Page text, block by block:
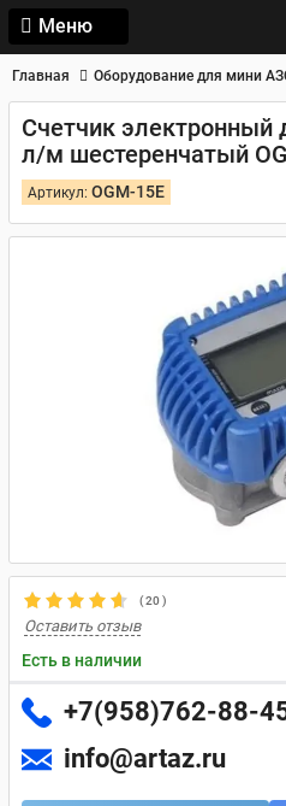
Меню
Главная Оборудование для мини
Счетчик электронный
л/м шестеренчатый
Артикул: OGM-15E
(20)
Оставить отзыв
Есть в наличии
+7(958)762-88-
info@artaz.ru